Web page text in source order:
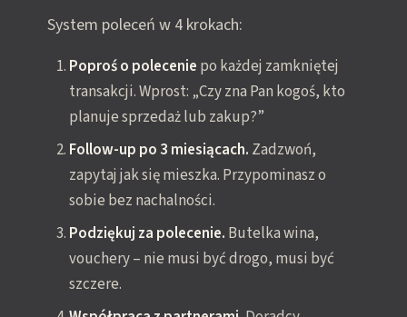
System poleceń w 4 krokach:
Poproś o polecenie po każdej zamkniętej
transakcji. Wprost: „Czy zna Pan kogoś, kto
planuje sprzedaż lub zakup?”
Follow-up po 3 miesiącach. Zadzwoń,
zapytaj jak się mieszka. Przypominasz o
sobie bez nachalności.
Podziękuj za polecenie. Butelka wina,
vouchery – nie musi być drogo, musi być
szczere.